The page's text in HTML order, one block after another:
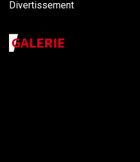
Divertissement
GALERIE